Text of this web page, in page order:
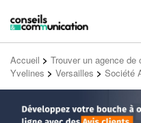
Accueil > Trouver un agence de
Yvelines > Versailles > Société